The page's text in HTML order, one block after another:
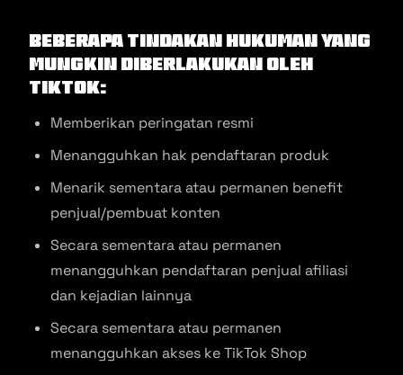
Beberapa tindakan hukuman yang
mungkin diberlakukan oleh
Tiktok:
Memberikan peringatan resmi
Menangguhkan hak pendaftaran produk
Menarik sementara atau permanen benefit
penjual/pembuat konten
Secara sementara atau permanen
menangguhkan pendaftaran penjual afiliasi
dan kejadian lainnya
Secara sementara atau permanen
menangguhkan akses ke TikTok Shop